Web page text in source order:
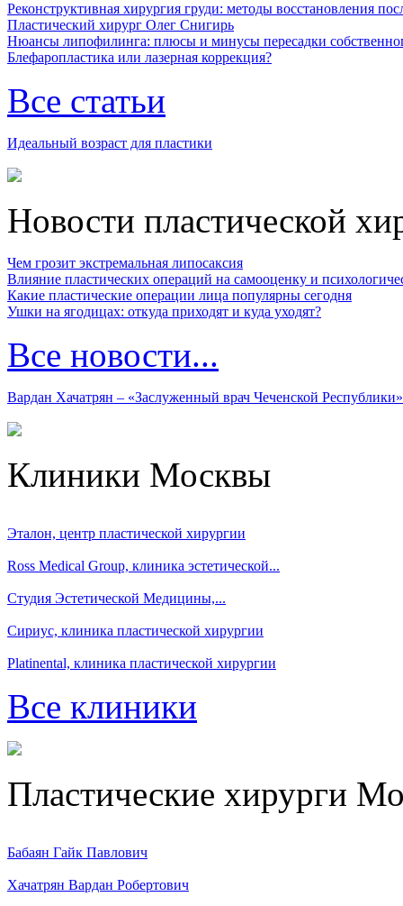
Реконструктивная хирургия груди: методы восстановления
Пластический хирург Олег Снигирь
Нюансы липофилинга: плюсы и минусы пересадки
Блефаропластика или лазерная коррекция?
Все статьи
Идеальный возраст для пластики
Новости пластической
Чем грозит экстремальная липосаксия
Влияние пластических операций на самооценку и
Какие пластические операции лица популярны сегодня
Ушки на ягодицах: откуда приходят и куда уходят?
Все новости...
Вардан Хачатрян – «Заслуженный врач Чеченской Республики»
Клиники Москвы
Эталон, центр пластической хирургии
Ross Medical Group, клиника эстетической...
Студия Эстетической Медицины,...
Сириус, клиника пластической хирургии
Platinental, клиника пластической хирургии
Все клиники
Пластические хирурги
Бабаян Гайк Павлович
Хачатрян Вардан Робертович